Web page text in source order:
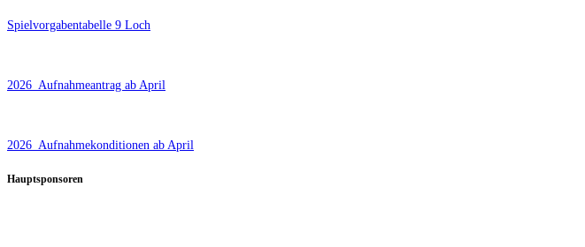
Spielvorgabentabelle 9 Loch
2026_Aufnahmeantrag ab April
2026_Aufnahmekonditionen ab April
Hauptsponsoren